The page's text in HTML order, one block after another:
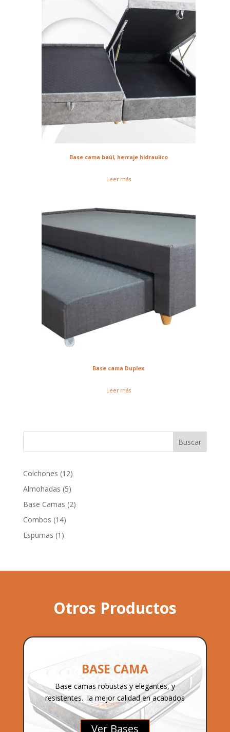
Base cama baúl, herraje hidraulico
Leer más
Base cama Duplex
Leer más
Buscar
Colchones 1212
productos
Almohadas 55
productos
Base Camas 22
Combos 1414
productos
Espumas 1 1
Otros Productos
BASE CAMA
Base camas robustas y elegantes, y
resistentes. la mejor calidad en acabados
Ver Bases